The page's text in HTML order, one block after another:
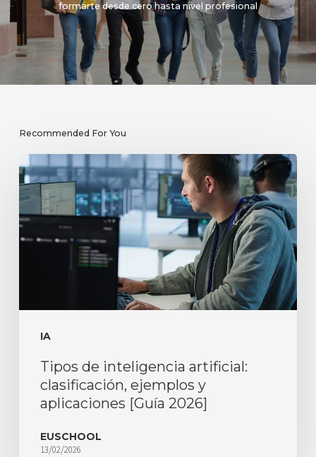
formarte desde cero hasta nivel profesional
Recommended For You
IA
Tipos de inteligencia artificial:
clasificación, ejemplos y
aplicaciones [Guía 2026]
EUSCHOOL
13/02/2026